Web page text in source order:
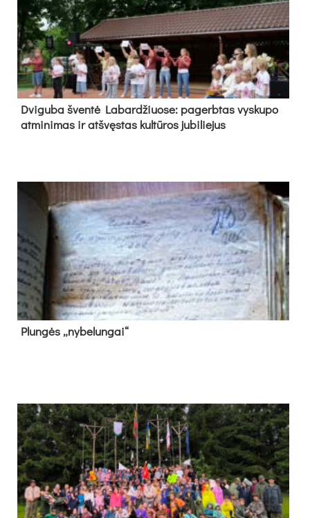
Dvi­gu­ba šven­tė La­bar­džiuo­se: pa­gerb­tas vys­ku­po
at­mi­ni­mas ir at­švęs­tas kul­tū­ros ju­bi­lie­jus
Plun­gės „ny­be­lun­gai“